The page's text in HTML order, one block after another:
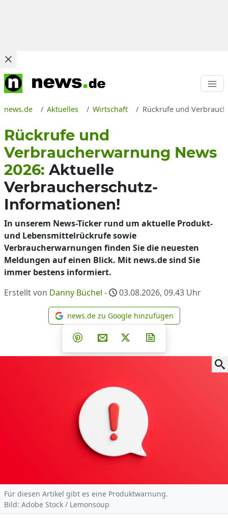
news.de Aktuelles Wirtschaft Rückrufe und
Rückrufe und
Verbraucherwarnung News
2026: Aktuelle
Verbraucherschutz-
Informationen!
In unserem News-Ticker rund um aktuelle Produkt-
und Lebensmittelrückrufe sowie
Verbraucherwarnungen finden Sie die neuesten
Meldungen auf einen Blick. Mit news.de sind Sie
immer bestens informiert.
Erstellt von Danny Büchel - 03.08.2026, 09.43 Uhr
news.de zu Google
news.de zu Google hinzufügen
Teilen auf Facebook
Teilen auf Whatsapp
Teilen auf Telegram
Teilen auf Pinterest
Per E-Mail teilen
Post auf X
Für diesen Artikel gibt es eine Produktwarnung.
Bild: Adobe Stock / Lemonsoup